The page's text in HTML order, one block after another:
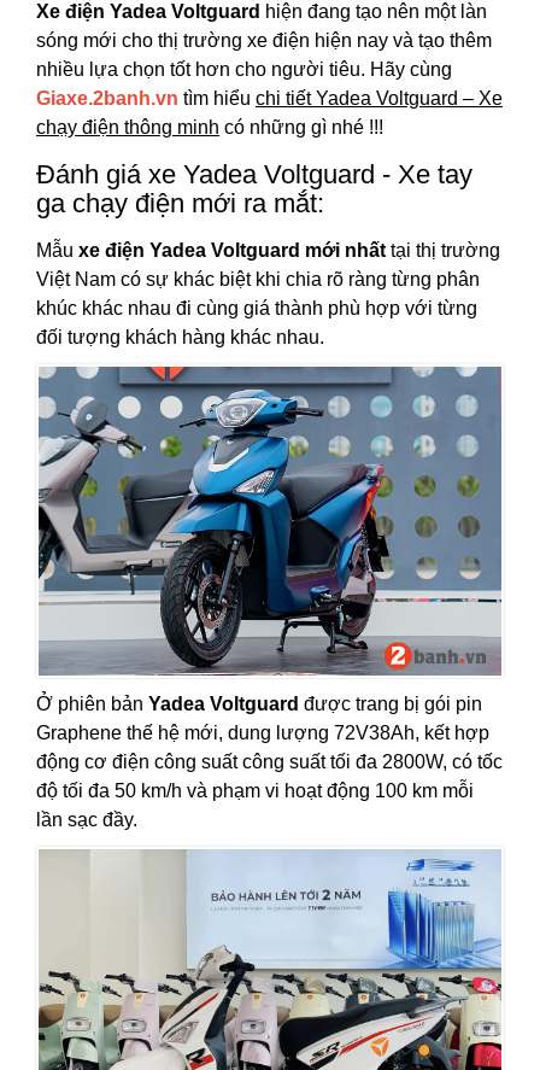
Xe điện Yadea Voltguard hiện đang tạo nên một làn
sóng mới cho thị trường xe điện hiện nay và tạo thêm
nhiều lựa chọn tốt hơn cho người tiêu. Hãy cùng
Giaxe.2banh.vn tìm hiểu chi tiết Yadea Voltguard – Xe
chạy điện thông minh có những gì nhé !!!
Đánh giá xe Yadea Voltguard - Xe tay
ga chạy điện mới ra mắt:
Mẫu xe điện Yadea Voltguard mới nhất tại thị trường
Việt Nam có sự khác biệt khi chia rõ ràng từng phân
khúc khác nhau đi cùng giá thành phù hợp với từng
đối tượng khách hàng khác nhau.
Ở phiên bản Yadea Voltguard được trang bị gói pin
Graphene thế hệ mới, dung lượng 72V38Ah, kết hợp
động cơ điện công suất công suất tối đa 2800W, có tốc
độ tối đa 50 km/h và phạm vi hoạt động 100 km mỗi
lần sạc đầy.